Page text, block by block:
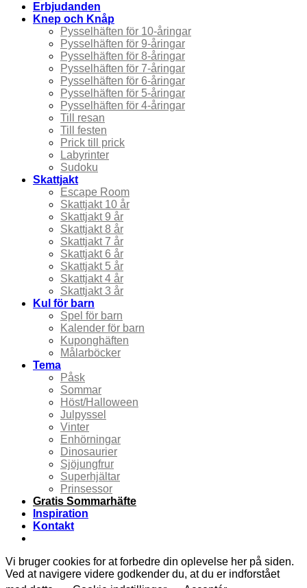
Erbjudanden
Knep och Knåp
Pysselhäften för 10-åringar
Pysselhäften för 9-åringar
Pysselhäften för 8-åringar
Pysselhäften för 7-åringar
Pysselhäften för 6-åringar
Pysselhäften för 5-åringar
Pysselhäften för 4-åringar
Till resan
Till festen
Prick till prick
Labyrinter
Sudoku
Skattjakt
Escape Room
Skattjakt 10 år
Skattjakt 9 år
Skattjakt 8 år
Skattjakt 7 år
Skattjakt 6 år
Skattjakt 5 år
Skattjakt 4 år
Skattjakt 3 år
Kul för barn
Spel för barn
Kalender för barn
Kuponghäften
Målarböcker
Tema
Påsk
Sommar
Höst/Halloween
Julpyssel
Vinter
Enhörningar
Dinosaurier
Sjöjungfrur
Superhjältar
Prinsessor
Gratis Sommarhäfte
Inspiration
Kontakt
Vi bruger cookies for at forbedre din oplevelse her på siden.
Ved at navigere videre godkender du, at du er indforstået